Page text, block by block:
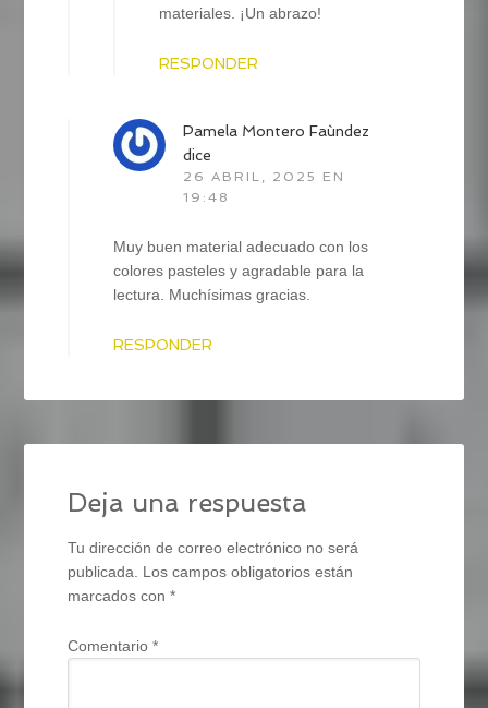
materiales. ¡Un abrazo!
RESPONDER
Pamela Montero Faùndez
dice
26 ABRIL, 2025 EN
19:48
Muy buen material adecuado con los
colores pasteles y agradable para la
lectura. Muchísimas gracias.
RESPONDER
Deja una respuesta
Tu dirección de correo electrónico no será
publicada.
Los campos obligatorios están
marcados con*
Comentario*